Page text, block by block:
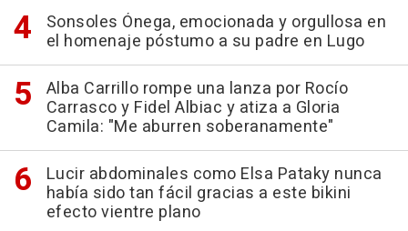
Sonsoles Ónega, emocionada y orgullosa en
el homenaje póstumo a su padre en Lugo
Alba Carrillo rompe una lanza por Rocío
Carrasco y Fidel Albiac y atiza a Gloria
Camila: "Me aburren soberanamente"
Lucir abdominales como Elsa Pataky nunca
había sido tan fácil gracias a este bikini
efecto vientre plano